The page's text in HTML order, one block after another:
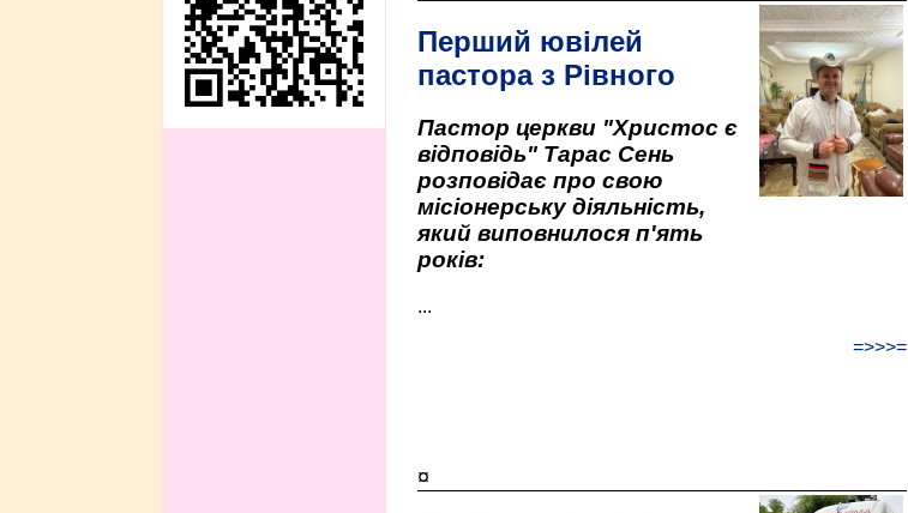
Перший ювілей
пастора з Рівного
Пастор церкви "Христос є
відповідь" Тарас Сень
розповідає про свою
місіонерську діяльність,
який виповнилося п'ять
років:
...
=>>>=
¤